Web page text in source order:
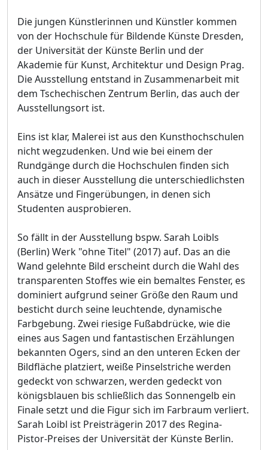
Die jungen Künstlerinnen und Künstler kommen
von der Hochschule für Bildende Künste Dresden,
der Universität der Künste Berlin und der
Akademie für Kunst, Architektur und Design Prag.
Die Ausstellung entstand in Zusammenarbeit mit
dem Tschechischen Zentrum Berlin, das auch der
Ausstellungsort ist.
Eins ist klar, Malerei ist aus den Kunsthochschulen
nicht wegzudenken. Und wie bei einem der
Rundgänge durch die Hochschulen finden sich
auch in dieser Ausstellung die unterschiedlichsten
Ansätze und Fingerübungen, in denen sich
Studenten ausprobieren.
So fällt in der Ausstellung bspw. Sarah Loibls
(Berlin) Werk "ohne Titel" (2017) auf. Das an die
Wand gelehnte Bild erscheint durch die Wahl des
transparenten Stoffes wie ein bemaltes Fenster, es
dominiert aufgrund seiner Größe den Raum und
besticht durch seine leuchtende, dynamische
Farbgebung. Zwei riesige Fußabdrücke, wie die
eines aus Sagen und fantastischen Erzählungen
bekannten Ogers, sind an den unteren Ecken der
Bildfläche platziert, weiße Pinselstriche werden
gedeckt von schwarzen, werden gedeckt von
königsblauen bis schließlich das Sonnengelb ein
Finale setzt und die Figur sich im Farbraum verliert.
Sarah Loibl ist Preisträgerin 2017 des Regina-
Pistor-Preises der Universität der Künste Berlin.